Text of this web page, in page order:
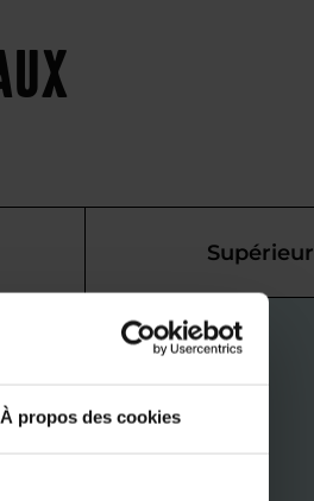
À propos des cookies
Supérieur